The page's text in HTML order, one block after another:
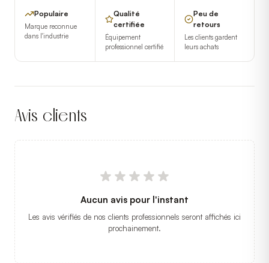
Populaire
Marque reconnue
dans l'industrie
Qualité
certifiée
Équipement
professionnel certifié
Peu de
retours
Les clients gardent
leurs achats
Avis clients
Aucun avis pour l'instant
Les avis vérifiés de nos clients professionnels seront affichés ici
prochainement.